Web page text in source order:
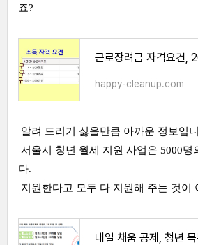
죠?
happy-cleanup.com
알려 드리기 싫을만큼 아까운 정보입
서울시 청년 월세 지원 사업은 5000명
다.
지원한다고 모두 다 지원해 주는 것이
내일 채움 공제, 청년